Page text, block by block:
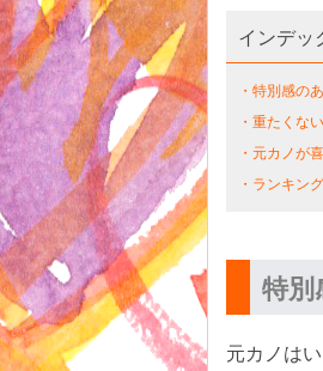
インデッ
・特別感の
・重たくな
・元カノが
・ランキン
特別
元カノは